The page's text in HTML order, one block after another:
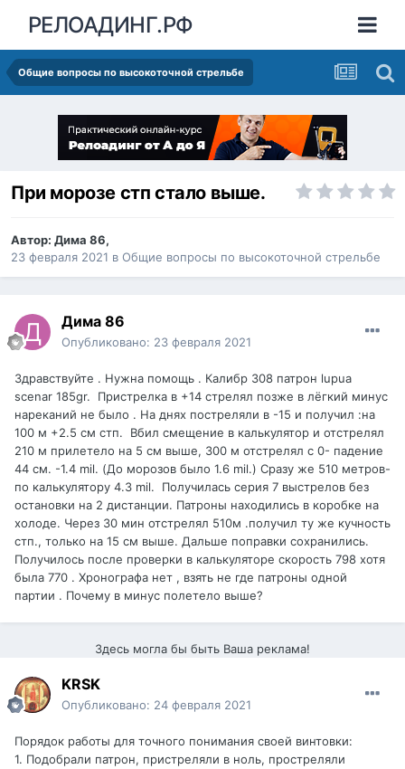
РЕЛОАДИНГ.РФ
Общие вопросы по высокоточной стрельбе
При морозе стп стало выше.
Автор: Дима 86,
23 февраля 2021 в Общие вопросы по высокоточной стрельбе
Дима 86
Опубликовано: 23 февраля 2021
Здравствуйте . Нужна помощь . Калибр 308 патрон lupua
scenar 185gr. Пристрелка в +14 стрелял позже в лёгкий минус
нареканий не было . На днях постреляли в -15 и получил :на
100 м +2.5 см стп. Вбил смещение в калькулятор и отстрелял
210 м прилетело на 5 см выше, 300 м отстрелял с 0- падение
44 см. -1.4 mil. (До морозов было 1.6 mil.) Сразу же 510 метров-
по калькулятору 4.3 mil. Получилась серия 7 выстрелов без
остановки на 2 дистанции. Патроны находились в коробке на
холоде. Через 30 мин отстрелял 510м .получил ту же кучность
стп., только на 15 см выше. Дальше поправки сохранились.
Получилось после проверки в калькуляторе скорость 798 хотя
была 770 . Хронографа нет , взять не где патроны одной
партии . Почему в минус полетело выше?
Здесь могла бы быть Ваша реклама!
KRSK
Опубликовано: 24 февраля 2021
Порядок работы для точного понимания своей винтовки:
1. Подобрали патрон, пристреляли в ноль, простреляли